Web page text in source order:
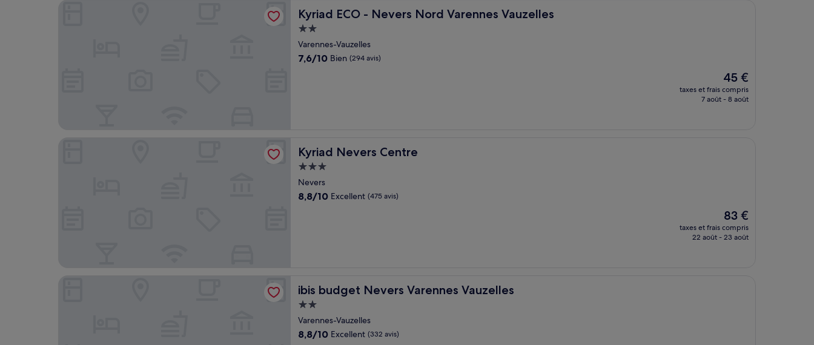
Kyriad ECO - Nevers Nord Varennes Vauzelles
Kyriad ECO - Nevers Nord Varennes Vauzelles
Hébergement
2.0 étoiles
Varennes-Vauzelles
7.6
7,6/10 Bien (294 avis)
Le
nouveau
prix
45 €
taxes et frais compris
7 août - 8 août
Kyriad Nevers Centre
Kyriad Nevers Centre
Hébergement
3.0 étoiles
Nevers
8.8
8,8/10 Excellent (475 avis)
Le
nouveau
prix
83 €
taxes et frais compris
22 août - 23 août
ibis budget Nevers Varennes Vauzelles
ibis budget Nevers Varennes Vauzelles
Hébergement
2.0 étoiles
Varennes-Vauzelles
8.8
8,8/10 Excellent (332 avis)